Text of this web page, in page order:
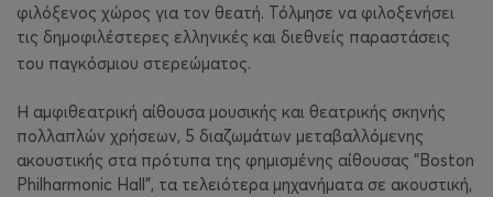
φιλόξενος χώρος για τον θεατή. Τόλμησε να φιλοξενήσει
τις δημοφιλέστερες ελληνικές και διεθνείς παραστάσεις
του παγκόσμιου στερεώματος.
Η αμφιθεατρική αίθουσα μουσικής και θεατρικής σκηνής
πολλαπλών χρήσεων, 5 διαζωμάτων μεταβαλλόμενης
ακουστικής στα πρότυπα της φημισμένης αίθουσας “Boston
Philharmonic Hall”, τα τελειότερα μηχανήματα σε ακουστική,